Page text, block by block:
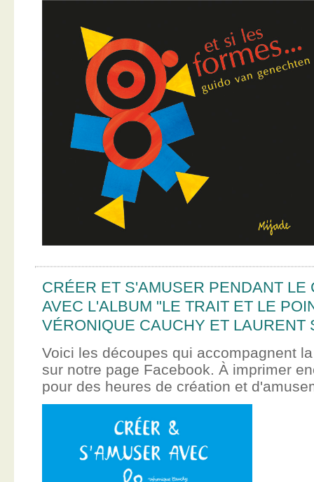
CRÉER ET S'AMUSER PENDANT LE
AVEC L'ALBUM "LE TRAIT ET LE
VÉRONIQUE CAUCHY ET LAURENT
Voici les découpes qui accompagnent
sur notre page Facebook. À imprimer
pour des heures de création et